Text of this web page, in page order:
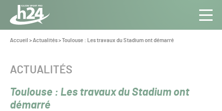
Panneau de gestion des cookies
Aller au contenu
Toute
l’info
Pro
Vous
Accueil >Actualités>Toulouse : Les travaux du Stadium ont démarré
Toulouse : Les travaux du Stadium ont
démarré
CATÉGORIE :
ACTUALITÉS